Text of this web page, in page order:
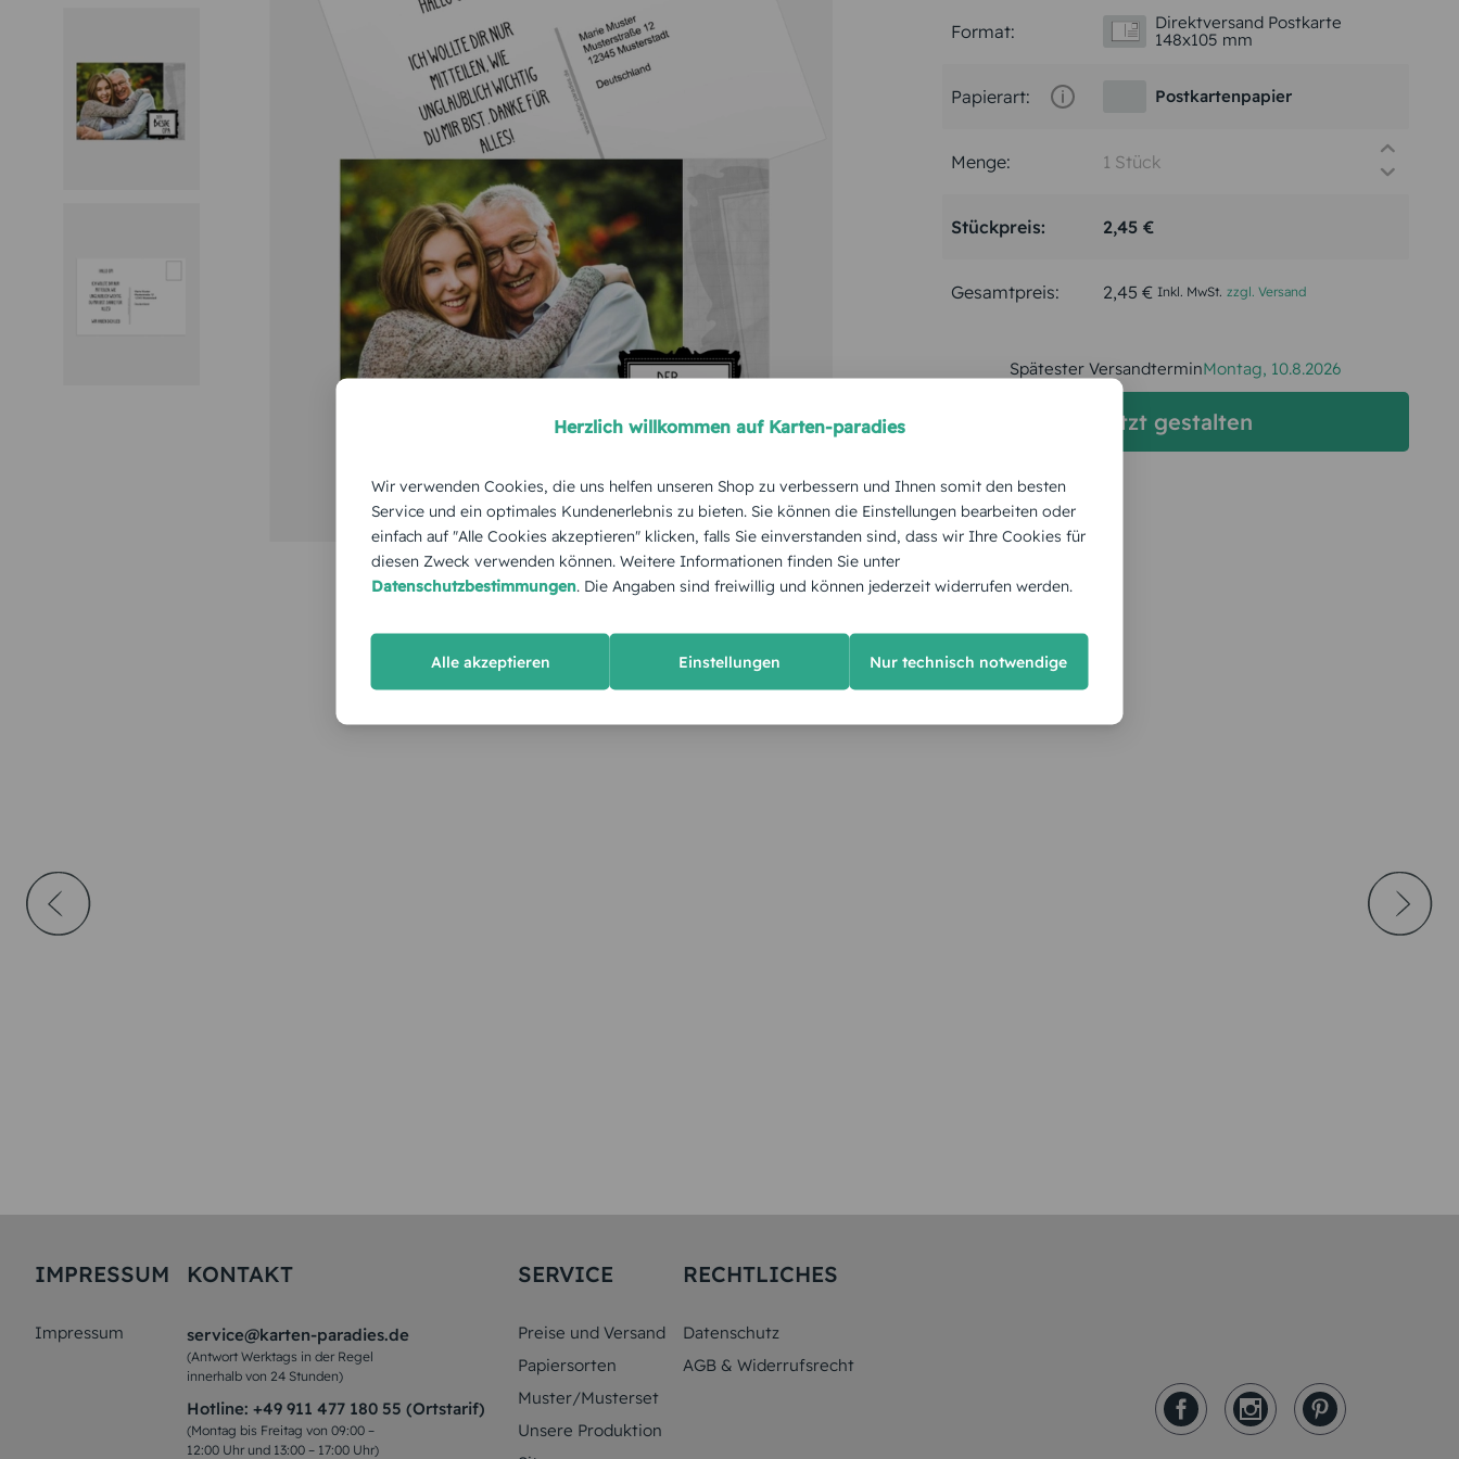
Format:
Direktversand Postkarte
148x105 mm
Papierart: Postkartenpapier
Menge:
Stückpreis: 2,45 €
Gesamtpreis: 2,45 € Inkl. MwSt. zzgl. Versand
Spätester VersandterminMontag, 10.8.2026
jetzt gestalten
IMPRESSUM
Impressum
KONTAKT
service@karten-paradies.de
(Antwort Werktags in der Regel
innerhalb von 24 Stunden)
Hotline: +49 911 477 180 55 (Ortstarif)
(Montag bis Freitag von 09:00 –
12:00 Uhr und 13:00 – 17:00 Uhr)
SERVICE
Preise und Versand
Papiersorten
Muster/Musterset
Unsere Produktion
RECHTLICHES
Datenschutz
AGB & Widerrufsrecht
Herzlich willkommen auf Karten-paradies
Wir verwenden Cookies, die uns helfen unseren Shop zu verbessern und Ihnen somit den besten
Service und ein optimales Kundenerlebnis zu bieten. Sie können die Einstellungen bearbeiten oder
einfach auf "Alle Cookies akzeptieren" klicken, falls Sie einverstanden sind, dass wir Ihre Cookies für
diesen Zweck verwenden können. Weitere Informationen finden Sie unter
Datenschutzbestimmungen. Die Angaben sind freiwillig und können jederzeit widerrufen werden.
Alle akzeptieren Einstellungen Nur technisch notwendige